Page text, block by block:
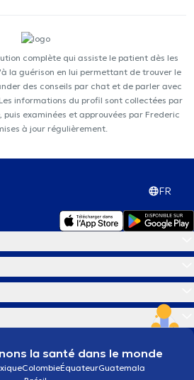
complète qui assiste le patient dès les
la guérison en lui permettant de trouver le
des conseils par chat et de parler avec
informations du profil sont collectées par
examinées et approuvées par Frederic
à jour régulièrement.
FR
la santé dans le monde
ColombieÉquateurGuatemala